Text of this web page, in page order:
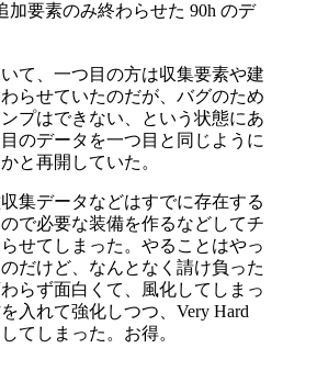
加要素のみ終わらせた 90h のデ
て、一つ目の方は収集要素や建
らせていたのだが、バグのため
プはできない、という状態にあ
のデータを一つ目と同じように
と再開していた。
集データなどはすでに存在する
で必要な装備を作るなどしてチ
せてしまった。やることはやっ
だけど、なんとなく請け負った
らず面白くて、風化してしまっ
入れて強化しつつ、Very Hard
てしまった。お得。